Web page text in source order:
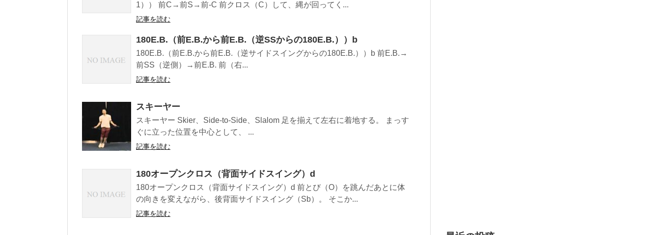
1）） 前C→前S→前-C 前クロス（C）して、縄が回ってく...
記事を読む
180E.B.（前E.B.から前E.B.（逆SSからの180E.B.））b
180E.B.（前E.B.から前E.B.（逆サイドスイングからの180E.B.））b 前E.B.→
前SS（逆側）→前E.B. 前（右...
記事を読む
スキーヤー
スキーヤー Skier、Side-to-Side、Slalom 足を揃えて左右に着地する。 まっす
ぐに立った位置を中心として、 ...
記事を読む
180オープンクロス（背面サイドスイング）d
180オープンクロス（背面サイドスイング）d 前とび（O）を跳んだあとに体
の向きを変えながら、後背面サイドスイング（Sb）。 そこか...
記事を読む